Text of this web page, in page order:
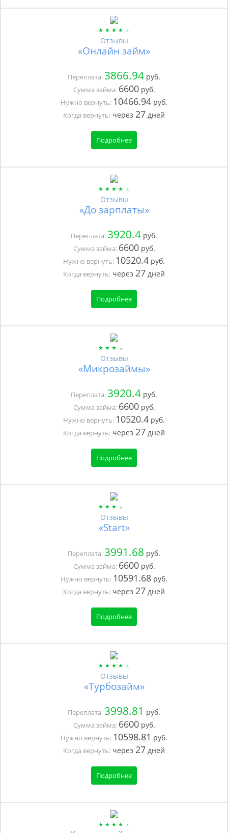
Отзывы
«Онлайн займ»
Переплата: 3866.94 руб.
Сумма займа: 6600руб.
Нужно вернуть: 10466.94 руб.
Когда вернуть: через 27 дней
Подробнее
Отзывы
«До зарплаты»
Переплата: 3920.4 руб.
Сумма займа: 6600руб.
Нужно вернуть: 10520.4 руб.
Когда вернуть: через 27 дней
Подробнее
Отзывы
«Микрозаймы»
Переплата: 3920.4 руб.
Сумма займа: 6600руб.
Нужно вернуть: 10520.4 руб.
Когда вернуть: через 27 дней
Подробнее
Отзывы
«Start»
Переплата: 3991.68 руб.
Сумма займа: 6600руб.
Нужно вернуть: 10591.68 руб.
Когда вернуть: через 27 дней
Подробнее
Отзывы
«Турбозайм»
Переплата: 3998.81 руб.
Сумма займа: 6600руб.
Нужно вернуть: 10598.81 руб.
Когда вернуть: через 27 дней
Подробнее